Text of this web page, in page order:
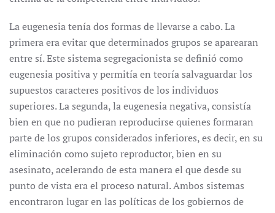
La eugenesia tenía dos formas de llevarse a cabo. La
primera era evitar que determinados grupos se aparearan
entre sí. Este sistema segregacionista se definió como
eugenesia positiva y permitía en teoría salvaguardar los
supuestos caracteres positivos de los individuos
superiores. La segunda, la eugenesia negativa, consistía
bien en que no pudieran reproducirse quienes formaran
parte de los grupos considerados inferiores, es decir, en su
eliminación como sujeto reproductor, bien en su
asesinato, acelerando de esta manera el que desde su
punto de vista era el proceso natural. Ambos sistemas
encontraron lugar en las políticas de los gobiernos de